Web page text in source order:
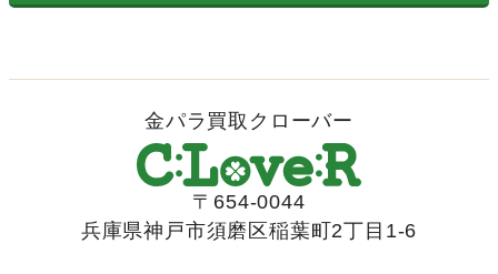
金パラ買取クローバー
〒654-0044
兵庫県神戸市須磨区稲葉町2丁目1-6